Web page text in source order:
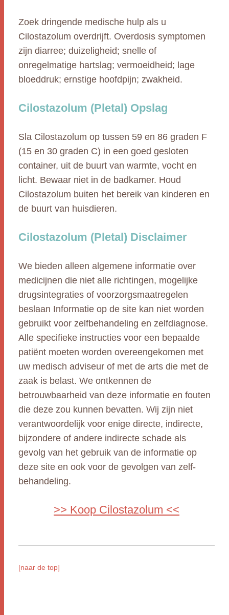
Zoek dringende medische hulp als u
Cilostazolum overdrijft. Overdosis symptomen
zijn diarree; duizeligheid; snelle of
onregelmatige hartslag; vermoeidheid; lage
bloeddruk; ernstige hoofdpijn; zwakheid.
Cilostazolum (Pletal) Opslag
Sla Cilostazolum op tussen 59 en 86 graden F
(15 en 30 graden C) in een goed gesloten
container, uit de buurt van warmte, vocht en
licht. Bewaar niet in de badkamer. Houd
Cilostazolum buiten het bereik van kinderen en
de buurt van huisdieren.
Cilostazolum (Pletal) Disclaimer
We bieden alleen algemene informatie over
medicijnen die niet alle richtingen, mogelijke
drugsintegraties of voorzorgsmaatregelen
beslaan Informatie op de site kan niet worden
gebruikt voor zelfbehandeling en zelfdiagnose.
Alle specifieke instructies voor een bepaalde
patiënt moeten worden overeengekomen met
uw medisch adviseur of met de arts die met de
zaak is belast. We ontkennen de
betrouwbaarheid van deze informatie en fouten
die deze zou kunnen bevatten. Wij zijn niet
verantwoordelijk voor enige directe, indirecte,
bijzondere of andere indirecte schade als
gevolg van het gebruik van de informatie op
deze site en ook voor de gevolgen van zelf-
behandeling.
>> Koop Cilostazolum <<
[naar de top]